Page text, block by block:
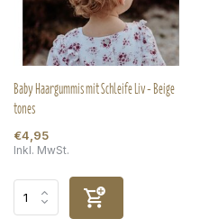
Baby Haargummis mit Schleife Liv - Beige
tones
€4,95
Inkl. MwSt.